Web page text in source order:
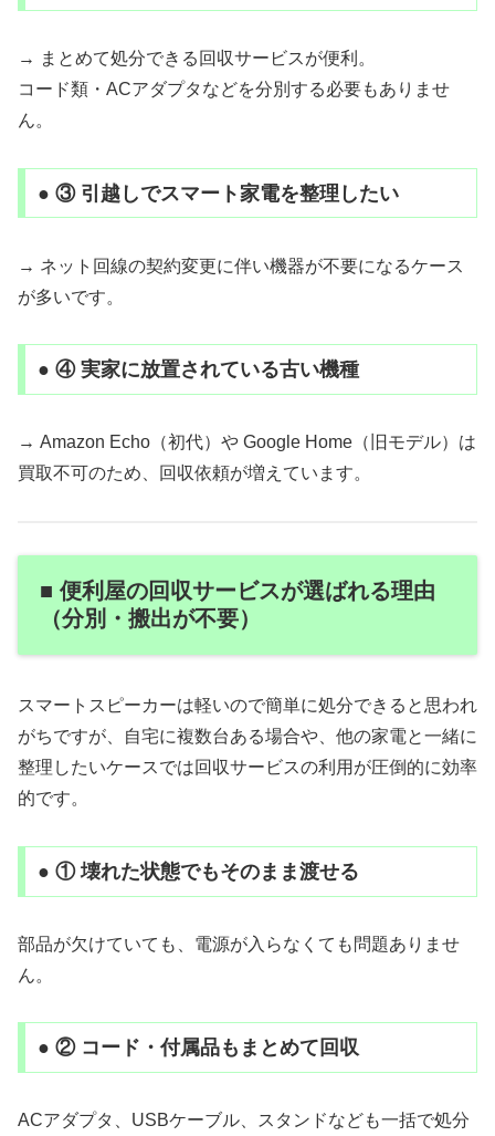
→ まとめて処分できる回収サービスが便利。
コード類・ACアダプタなどを分別する必要もありませ
ん。
● ③ 引越しでスマート家電を整理したい
→ ネット回線の契約変更に伴い機器が不要になるケース
が多いです。
● ④ 実家に放置されている古い機種
→ Amazon Echo（初代）や Google Home（旧モデル）は
買取不可のため、回収依頼が増えています。
■ 便利屋の回収サービスが選ばれる理由
（分別・搬出が不要）
スマートスピーカーは軽いので簡単に処分できると思われ
がちですが、自宅に複数台ある場合や、他の家電と一緒に
整理したいケースでは回収サービスの利用が圧倒的に効率
的です。
● ① 壊れた状態でもそのまま渡せる
部品が欠けていても、電源が入らなくても問題ありませ
ん。
● ② コード・付属品もまとめて回収
ACアダプタ、USBケーブル、スタンドなども一括で処分